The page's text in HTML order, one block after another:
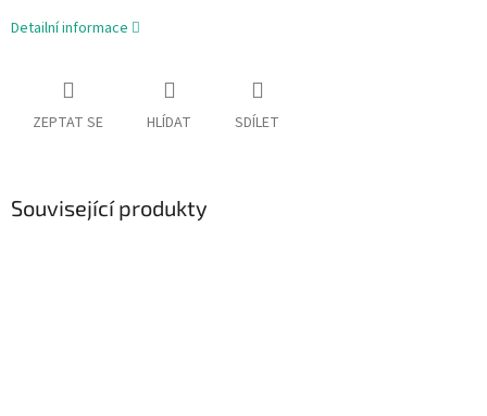
Detailní informace
ZEPTAT SE HLÍDAT SDÍLET
Související produkty